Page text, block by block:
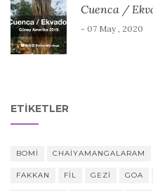
Cuenca /
- 07 May , 2020
ETIKETLER
BOMI CHAIYAMANGALARAM
FAKKAN FIL GEZI GOA